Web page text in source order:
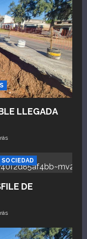
LLEGADA
SOCIEDAD
DE